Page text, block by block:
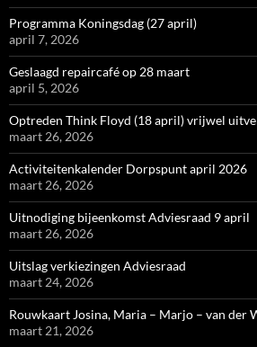
Programma Koningsdag (27 april)
april 7, 2026
Geslaagd repaircafé op 28 maart
april 5, 2026
Optreden Think Floyd (18 april) vrijwel
maart 26, 2026
Activiteitenkalender Dorpspunt april 2026
maart 26, 2026
Uitnodiging bijeenkomst Adviesraad 9 april
maart 26, 2026
Uitslag verkiezingen Adviesraad
maart 24, 2026
Rouwkaart Josina, Maria – Marjo – van der
maart 21, 2026